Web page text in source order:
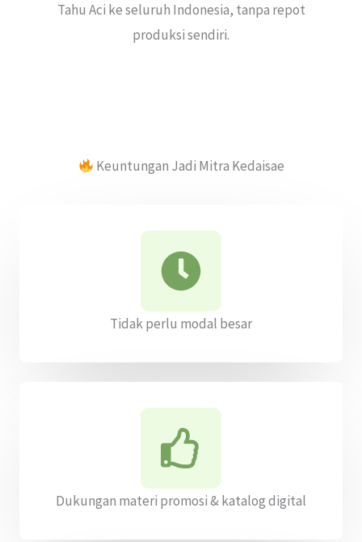
Tahu Aci ke seluruh Indonesia, tanpa repot
produksi sendiri.
Keuntungan Jadi Mitra Kedaisae
Tidak perlu modal besar
Dukungan materi promosi & katalog digital